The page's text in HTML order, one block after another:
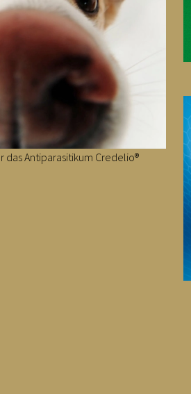
das Antiparasitikum Credelio®